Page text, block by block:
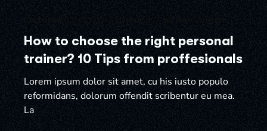
How to choose the right personal
trainer? 10 Tips from proffesionals
Lorem ipsum dolor sit amet, cu his iusto populo
reformidans, dolorum offendit scribentur eu mea.
La